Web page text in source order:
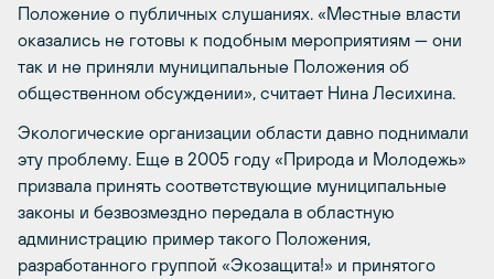
Положение о публичных слушаниях. «Местные власти
оказались не готовы к подобным мероприятиям — они
так и не приняли муниципальные Положения об
общественном обсуждении», считает Нина Лесихина.
Экологические организации области давно поднимали
эту проблему. Еще в 2005 году «Природа и Молодежь»
призвала принять соответствующие муниципальные
законы и безвозмездно передала в областную
администрацию пример такого Положения,
разработанного группой «Экозащита!» и принятого